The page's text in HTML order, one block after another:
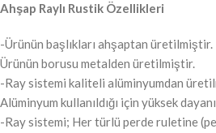
Ahşap Raylı Rustik Özellikleri
-Ürünün başlıkları ahşaptan üretilmiştir.
Ürünün borusu metalden üretilmiştir.
-Ray sistemi kaliteli alüminyumdan
Alüminyum kullanıldığı için yüksek
-Ray sistemi; Her türlü perde ruletine